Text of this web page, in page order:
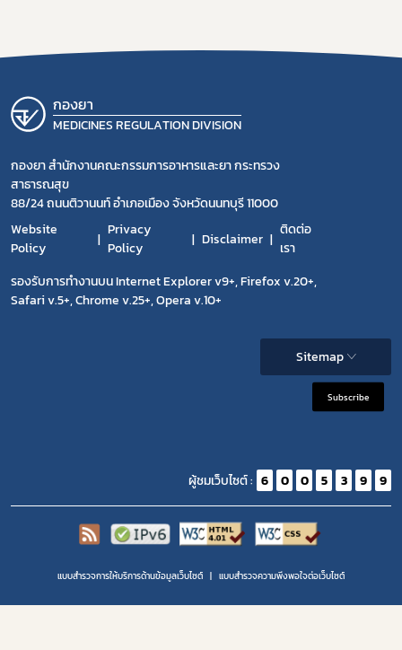
กองยา
MEDICINES REGULATION DIVISION
กองยา สำนักงานคณะกรรมการอาหารและยา กระทรวง
สาธารณสุข
88/24 ถนนติวานนท์ อำเภอเมือง จังหวัดนนทบุรี 11000
Website
Policy
Privacy
Policy
Disclaimer
ติดต่อ
เรา
รองรับการทำงานบน Internet Explorer v9+, Firefox v.20+,
Safari v.5+, Chrome v.25+, Opera v.10+
Sitemap
Subscribe
ผู้ชมเว็บไซต์ : 6 0 0 5 3 9 9
แบบสำรวจการให้บริการด้านข้อมูลเว็บไซต์ แบบสำรวจความพีงพอใจต่อเว็บไซต์